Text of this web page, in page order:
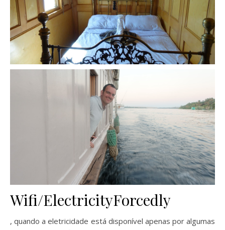
Wifi/ElectricityForcedly
, quando a eletricidade está disponível apenas por algumas